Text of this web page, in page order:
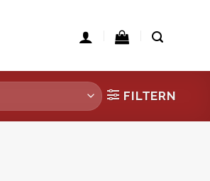
FILTERN